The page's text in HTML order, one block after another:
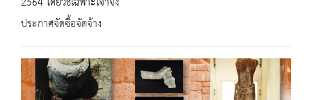
ประกาศจัดซื้อจัดจ้าง